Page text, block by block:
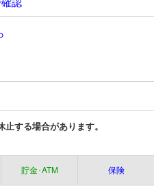
する場合があります。
貯金･ATM 保険